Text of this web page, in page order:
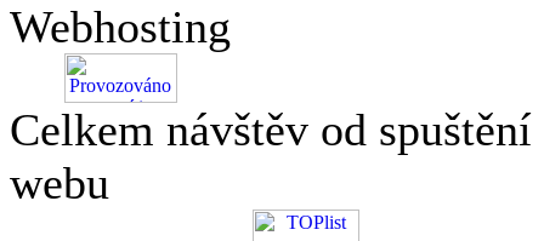
Webhosting
Celkem návštěv od spuštění
webu